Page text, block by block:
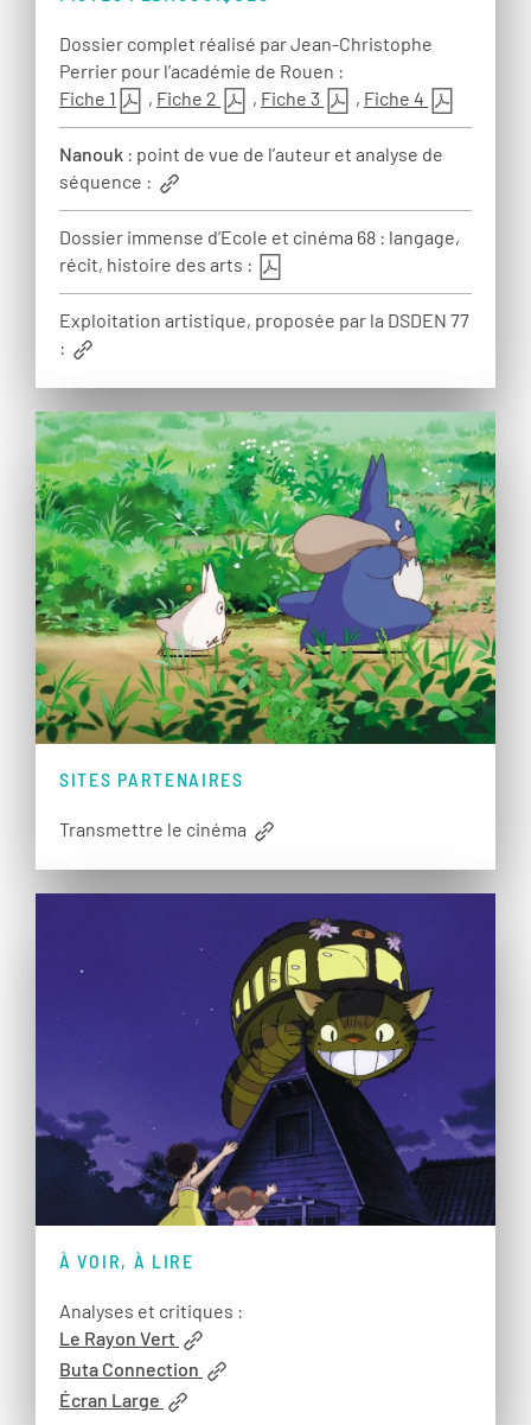
Dossier complet réalisé par Jean-Christophe
Perrier pour l’académie de Rouen :
Fiche 1
, Fiche 2 , Fiche 3 , Fiche 4
Nanouk : point de vue de l’auteur et analyse de
séquence :
Dossier immense d’Ecole et cinéma 68 : langage,
récit, histoire des arts :
Exploitation artistique, proposée par la DSDEN 77
:
SITES PARTENAIRES
Transmettre le cinéma
À VOIR, À LIRE
Analyses et critiques :
Le Rayon Vert
Buta Connection
Écran Large